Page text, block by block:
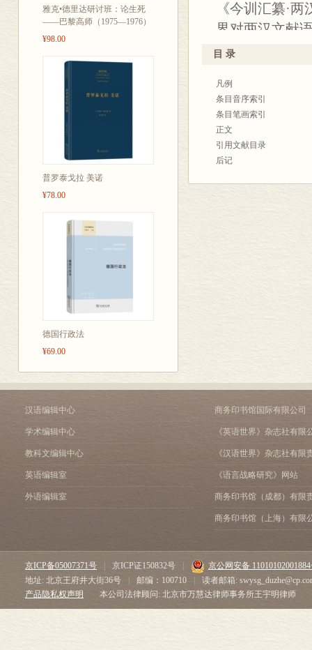
雅克•德里达研讨班：论生死
——巴黎高师（1975—1976）
¥98.00
普罗泰戈拉 美诺
¥78.00
德国行政法
¥69.00
《今训汇纂·
界对两汉文献
校释、译注等
审慎考辨。具
图集中反映两
本书力求内容
释成果，同时
目 录
凡例
条目音序索引
条目笔画索引
正文
引用文献目录
后记
汉语编辑中心
学术编辑中心
教科文编辑中心
英语编辑室
外语编辑室
商务印书馆国际有限公司
《英语世界》杂志社有限
《汉语世界》杂志社有限
《语言战略研究》网站
商务印书馆（成都）有限
商务印书馆（上海）有限
京ICP备05007371号 京ICP证150832号
京公网安备
地址: 北京王府井大街36号
邮编：100710
读者邮箱:
产品隐私权声明
本公司法律顾问: 北京市万慧达律师事务所王宇明律师